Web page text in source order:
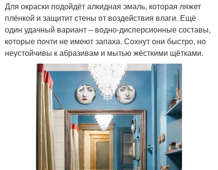
Для окраски подойдёт алкидная эмаль, которая ляжет
плёнкой и защитит стены от воздействия влаги. Ещё
один удачный вариант – водно-дисперсионные составы,
которые почти не имеют запаха. Сохнут они быстро, но
неустойчивы к абразивам и мытью жёсткими щётками.